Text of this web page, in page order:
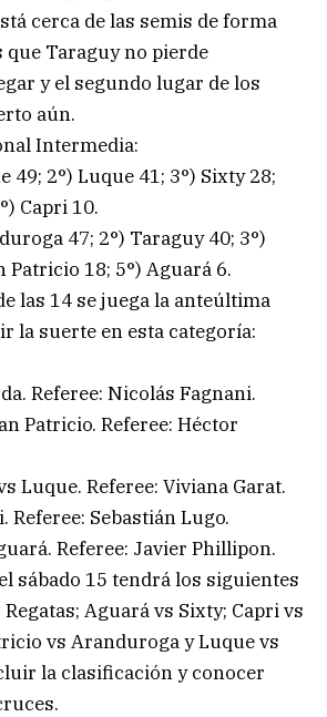
cerca de las semis de forma
Taraguy no pierde
y el segundo lugar de los
aún.
Intermedia:
49; 2°) Luque 41; 3°) Sixty 28;
Capri 10.
47; 2°) Taraguy 40; 3°)
Patricio 18; 5°) Aguará 6.
las 14 se juega la anteúltima
la suerte en esta categoría:
Referee: Nicolás Fagnani.
Patricio. Referee: Héctor
Luque. Referee: Viviana Garat.
Referee: Sebastián Lugo.
Referee: Javier Phillipon.
sábado 15 tendrá los siguientes
Aguará vs Sixty; Capri vs
vs Aranduroga y Luque vs
la clasificación y conocer